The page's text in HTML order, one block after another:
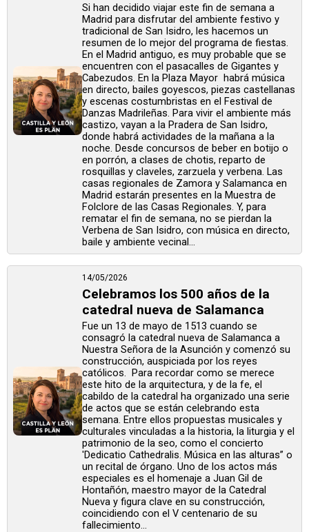
Si han decidido viajar este fin de semana a
Madrid para disfrutar del ambiente festivo y
tradicional de San Isidro, les hacemos un
resumen de lo mejor del programa de fiestas.
En el Madrid antiguo, es muy probable que se
encuentren con el pasacalles de Gigantes y
Cabezudos. En la Plaza Mayor habrá música
en directo, bailes goyescos, piezas castellanas
y escenas costumbristas en el Festival de
Danzas Madrileñas. Para vivir el ambiente más
castizo, vayan a la Pradera de San Isidro,
donde habrá actividades de la mañana a la
noche. Desde concursos de beber en botijo o
en porrón, a clases de chotis, reparto de
rosquillas y claveles, zarzuela y verbena. Las
casas regionales de Zamora y Salamanca en
Madrid estarán presentes en la Muestra de
Folclore de las Casas Regionales. Y, para
rematar el fin de semana, no se pierdan la
Verbena de San Isidro, con música en directo,
baile y ambiente vecinal...
14/05/2026
Celebramos los 500 años de la
catedral nueva de Salamanca
Fue un 13 de mayo de 1513 cuando se
consagró la catedral nueva de Salamanca a
Nuestra Señora de la Asunción y comenzó su
construcción, auspiciada por los reyes
católicos. Para recordar como se merece
este hito de la arquitectura, y de la fe, el
cabildo de la catedral ha organizado una serie
de actos que se están celebrando esta
semana. Entre ellos propuestas musicales y
culturales vinculadas a la historia, la liturgia y el
patrimonio de la seo, como el concierto
'Dedicatio Cathedralis. Música en las alturas” o
un recital de órgano. Uno de los actos más
especiales es el homenaje a Juan Gil de
Hontañón, maestro mayor de la Catedral
Nueva y figura clave en su construcción,
coincidiendo con el V centenario de su
fallecimiento...